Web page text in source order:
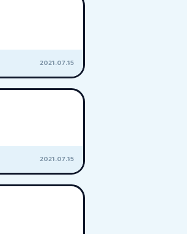
2021.07.15
2021.07.15